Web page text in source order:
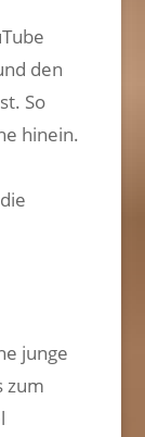
den
So
hinein.
junge
zum